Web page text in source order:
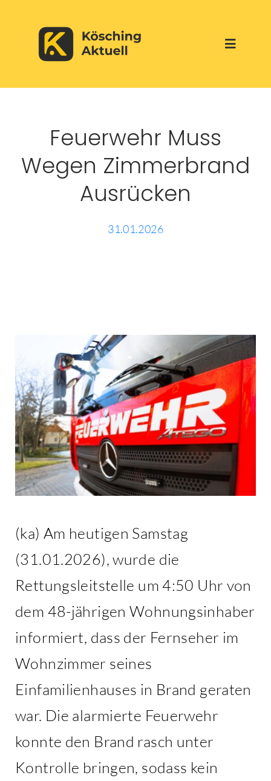
content
Toggle
Aktuelles
Über uns
Feuerwehr Muss
Wegen Zimmerbrand
Ausrücken
31.01.2026
(ka) Am heutigen Samstag
(31.01.2026), wurde die
Rettungsleitstelle um 4:50 Uhr von
dem 48-jährigen Wohnungsinhaber
informiert, dass der Fernseher im
Wohnzimmer seines
Einfamilienhauses in Brand geraten
war. Die alarmierte Feuerwehr
konnte den Brand rasch unter
Kontrolle bringen, sodass kein